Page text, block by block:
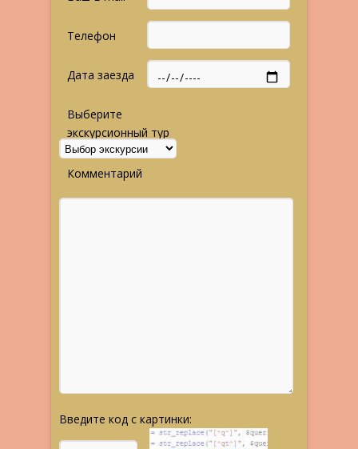
Телефон
Дата заезда
Выберите
экскурсионный тур
Комментарий
Введите код с картинки: